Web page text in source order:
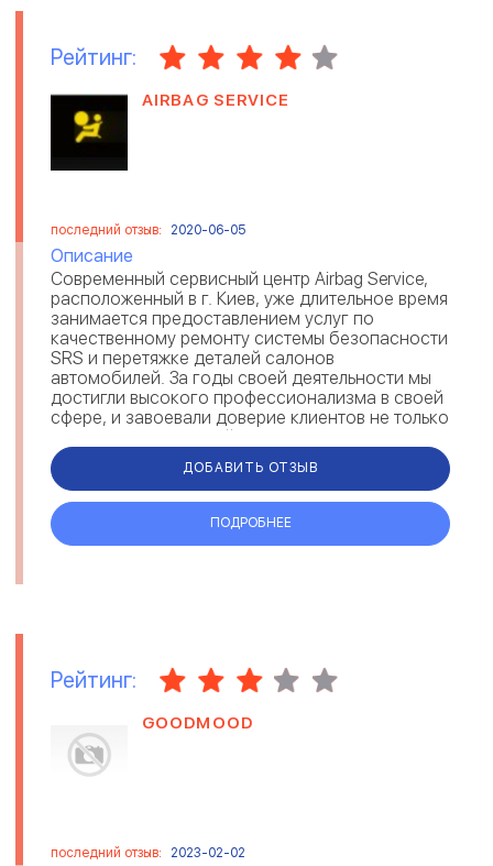
Рейтинг:
AIRBAG SERVICE
последний отзыв: 2020-06-05
Описание
Современный сервисный центр Airbag Service,
расположенный в г. Киев, уже длительное время
занимается предоставлением услуг по
качественному ремонту системы безопасности
SRS и перетяжке деталей салонов
автомобилей. За годы своей деятельности мы
достигли высокого профессионализма в своей
сфере, и завоевали доверие клиентов не только
из Киева, но и со всей территории Укр...
ДОБАВИТЬ ОТЗЫВ
ПОДРОБНЕЕ
Рейтинг:
GOODMOOD
последний отзыв: 2023-02-02